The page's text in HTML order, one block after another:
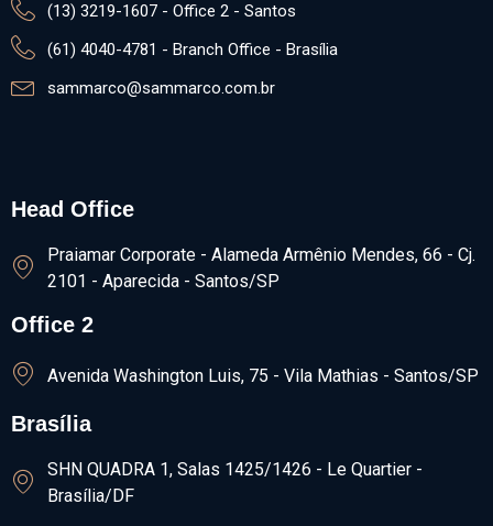
(13) 3219-1607 - Office 2 - Santos
(61) 4040-4781 - Branch Office - Brasília
sammarco@sammarco.com.br
Head Office
Praiamar Corporate - Alameda Armênio Mendes, 66 - Cj.
2101 - Aparecida - Santos/SP
Office 2
Avenida Washington Luis, 75 - Vila Mathias - Santos/SP
Brasília
SHN QUADRA 1, Salas 1425/1426​ - Le Quartier -
Brasília/DF